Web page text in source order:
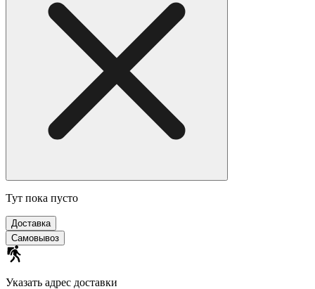
Тут пока пусто
Доставка
Самовывоз
Указать адрес доставки